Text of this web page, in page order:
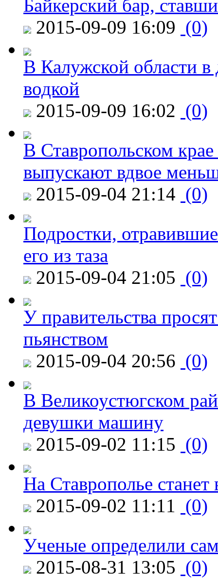
Байкерский бар,
2015-09-09 16:09 (0)
В Калужской области в
водкой
2015-09-09 16:02 (0)
В Ставропольском
выпускают вдвое
2015-09-04 21:14 (0)
Подростки,
его из таза
2015-09-04 21:05 (0)
У правительства
пьянством
2015-09-04 20:56 (0)
В Великоустюгском
девушки машину
2015-09-02 11:15 (0)
На Ставрополье
2015-09-02 11:11 (0)
Ученые определили
2015-08-31 13:05 (0)